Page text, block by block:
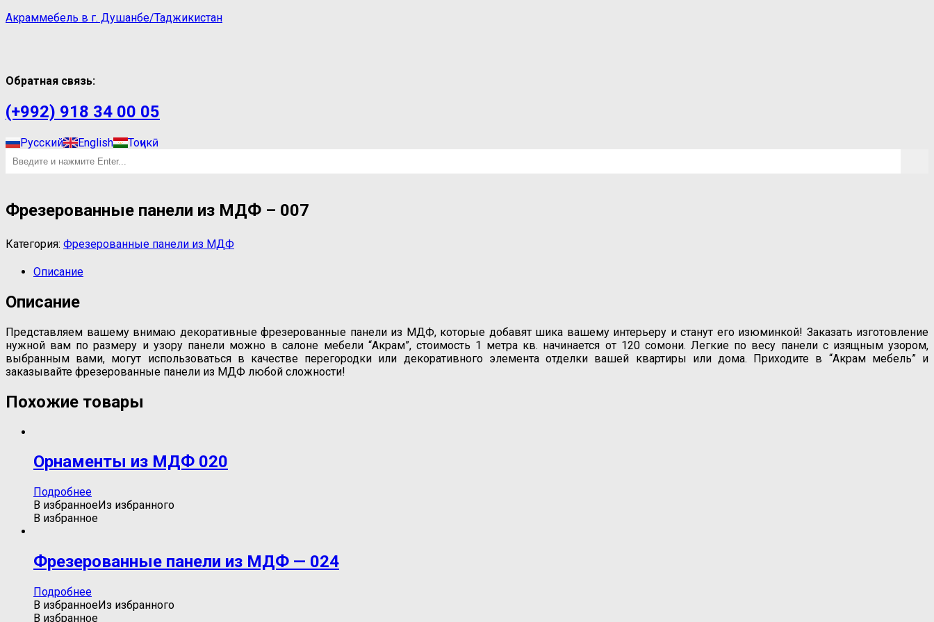
Акраммебель в г. Душанбе/Таджикистан
Обратная связь:
(+992) 918 34 00 05
Русский English Тоҷикӣ
Фрезерованные панели из МДФ – 007
Категория: Фрезерованные панели из МДФ
Описание
Описание
Представляем вашему внимаю декоративные фрезерованные панели из МДФ, которые добавят шика вашему интерьеру и станут его изюминкой! Заказать изготовление
нужной вам по размеру и узору панели можно в салоне мебели “Акрам”, стоимость 1 метра кв. начинается от 120 сомони. Легкие по весу панели с изящным узором,
выбранным вами, могут использоваться в качестве перегородки или декоративного элемента отделки вашей квартиры или дома. Приходите в “Акрам мебель” и
заказывайте фрезерованные панели из МДФ любой сложности!
Похожие товары
Орнаменты из МДФ 020
Подробнее
В избранноеИз избранного
В избранное
Фрезерованные панели из МДФ — 024
Подробнее
В избранноеИз избранного
В избранное